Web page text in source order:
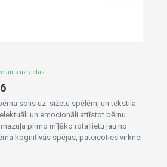
uz vietas
solis uz sižetu spēlēm, un tekstila
un emocionāli attīstot bērnu.
pirmo mīļāko rotaļlietu jau no
kognitīvās spējas, pateicoties virknei